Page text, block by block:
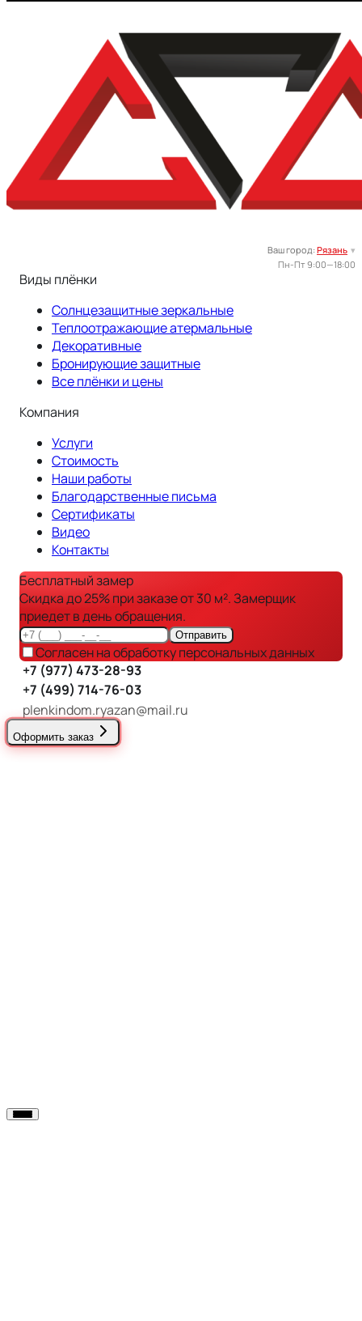
Ваш город: Рязань ▾
Пн-Пт 9:00—18:00
Виды плёнки
Солнцезащитные зеркальные
Теплоотражающие атермальные
Декоративные
Бронирующие защитные
Все плёнки и цены
Компания
Услуги
Стоимость
Наши работы
Благодарственные письма
Сертификаты
Видео
Контакты
Бесплатный замер
Скидка до 25% при заказе от 30 м². Замерщик
приедет в день обращения.
Отправить
Согласен на обработку персональных данных
+7 (977) 473-28-93
+7 (499) 714-76-03
plenkindom.ryazan@mail.ru
Оформить заказ